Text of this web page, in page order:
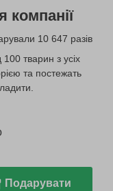
компанії
10 647 разів
тварин з усіх
та постежать
Подарувати